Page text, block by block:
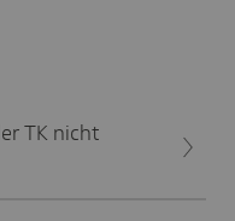
TK nicht